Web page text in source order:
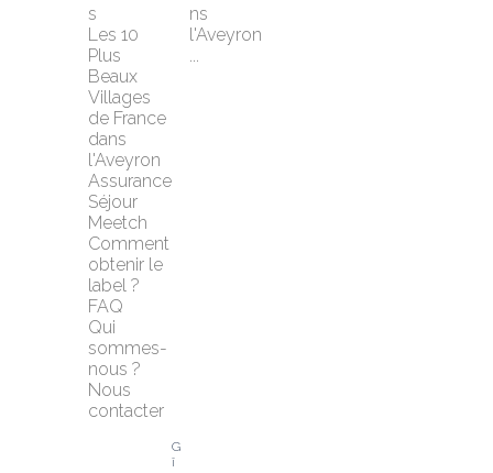
s
Les 10
Plus
Beaux
Villages
de France
dans
l'Aveyron
Assurance
Séjour
Meetch
Comment
obtenir le
label ?
FAQ
Qui
sommes-
nous ?
Nous
contacter
ns
l'Aveyron
...
G
î